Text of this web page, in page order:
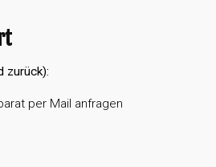
zurück):
per Mail anfragen